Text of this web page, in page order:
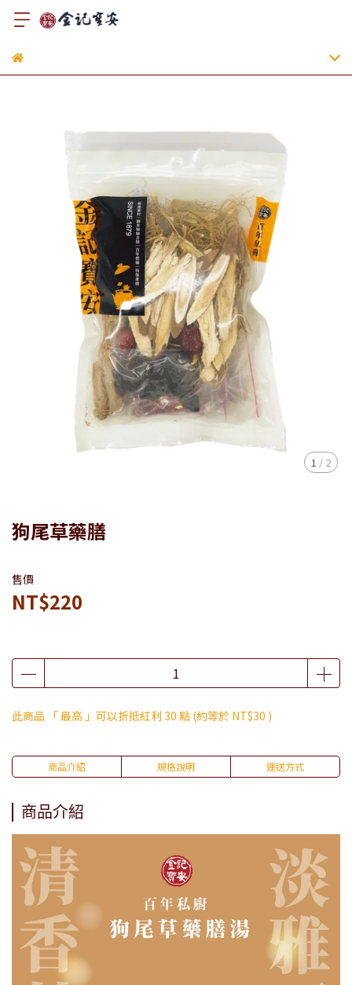
1 / 2
狗尾草藥膳
售價
NT$220
此商品 「 最高 」可以折抵紅利 30 點 (約等於 NT$30 )
商品介紹 規格說明 運送方式
商品介紹